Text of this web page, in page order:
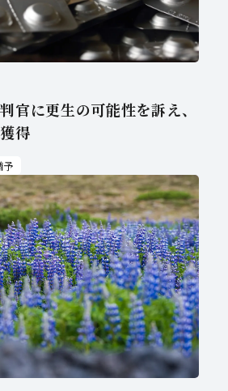
官に更生の可能性を訴え、
得
予